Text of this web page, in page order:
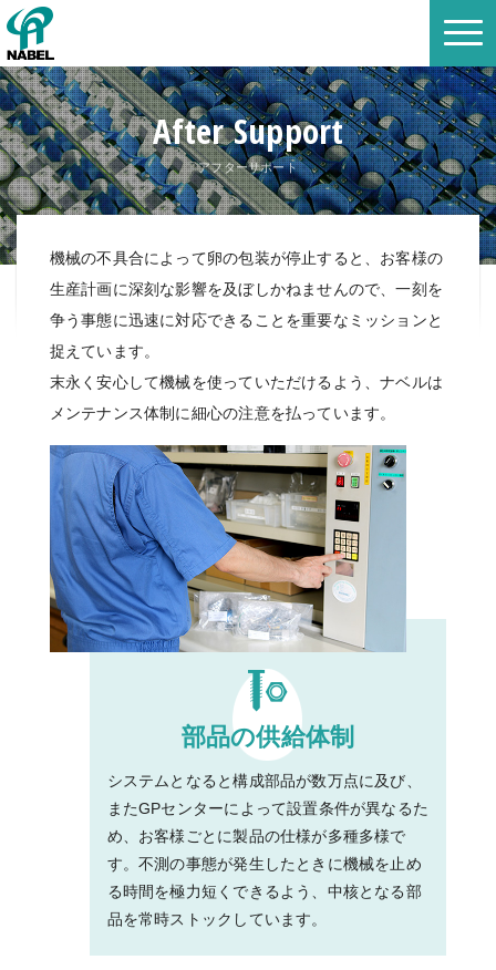
After Support
アフターサポート
機械の不具合によって卵の包装が停止すると、お客様の
生産計画に深刻な影響を及ぼしかねませんので、一刻を
争う事態に迅速に対応できることを重要なミッションと
捉えています。
末永く安心して機械を使っていただけるよう、ナベルは
メンテナンス体制に細心の注意を払っています。
部品の供給体制
システムとなると構成部品が数万点に及び、
またGPセンターによって設置条件が異なるた
め、お客様ごとに製品の仕様が多種多様で
す。不測の事態が発生したときに機械を止め
る時間を極力短くできるよう、中核となる部
品を常時ストックしています。